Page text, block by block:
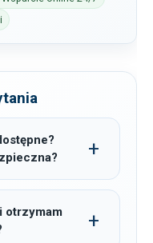
otrzymam